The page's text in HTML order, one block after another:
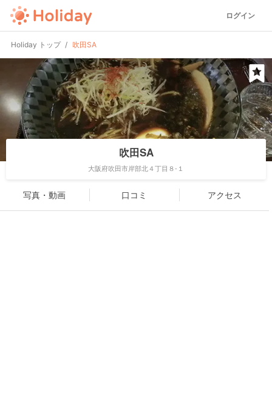
ログイン
Holiday トップ 吹田SA
吹田SA
大阪府吹田市岸部北４丁目８-１
写真・動画 口コミ アクセス